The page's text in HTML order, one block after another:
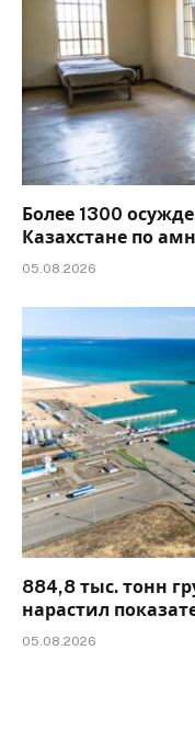
Более 1300
Казахстане по
05.08.2026
884,8 тыс. тонн
нарастил
05.08.2026